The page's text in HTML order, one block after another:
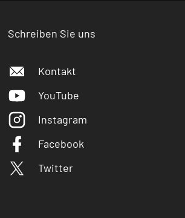
Schreiben Sie uns
Kontakt
YouTube
Instagram
Facebook
Twitter